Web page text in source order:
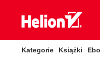
Kategorie Książki